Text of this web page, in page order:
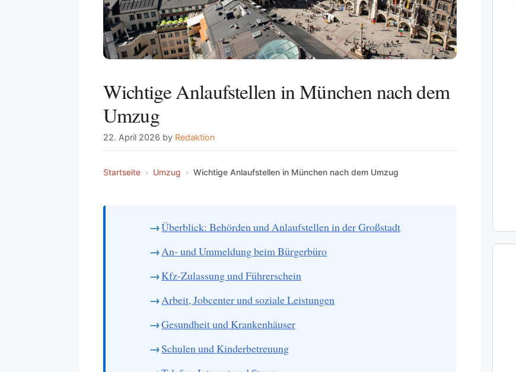
Wichtige Anlaufstellen in München nach dem
Umzug
22. April 2026 by Redaktion
Startseite › Umzug › Wichtige Anlaufstellen in München nach dem Umzug
Überblick: Behörden und Anlaufstellen in der Großstadt
An- und Ummeldung beim Bürgerbüro
Kfz-Zulassung und Führerschein
Arbeit, Jobcenter und soziale Leistungen
Gesundheit und Krankenhäuser
Schulen und Kinderbetreuung